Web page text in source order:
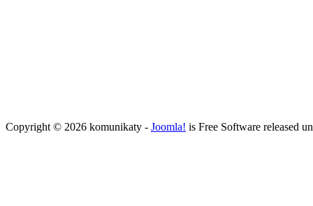
Copyright © 2026 komunikaty - Joomla! is Free Software released